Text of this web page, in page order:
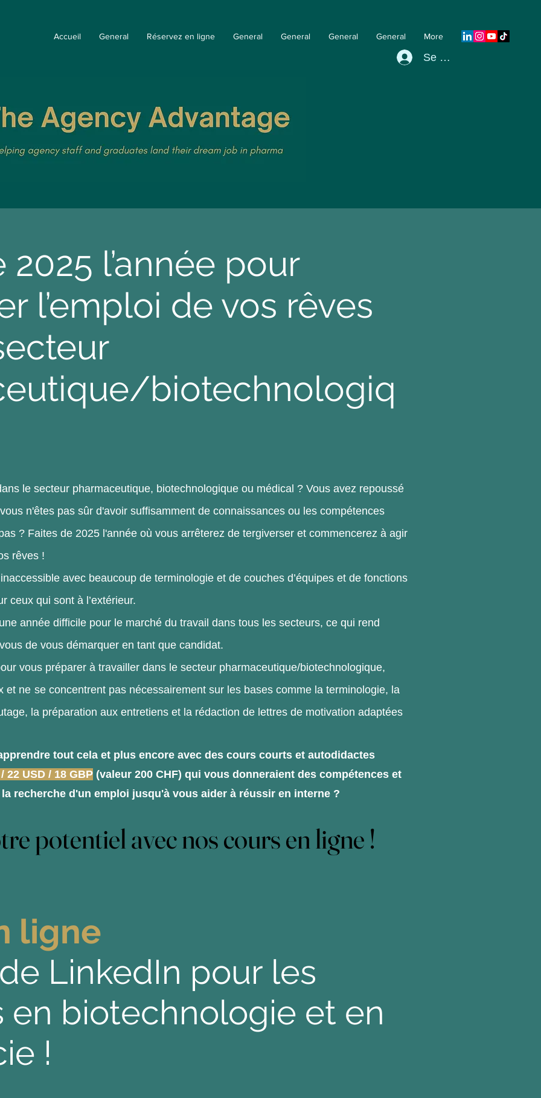
Accueil General Réservez en ligne General General General General More
Se connecter
2025 l’année pour
l’emploi de vos rêves
biotechnologiq
le secteur pharmaceutique, biotechnologique ou médical ? Vous avez repoussé
n'êtes pas sûr d'avoir suffisamment de connaissances ou les compétences
? Faites de 2025 l'année où vous arrêterez de tergiverser et commencerez à agir
rêves !
avec beaucoup de terminologie et de couches d’équipes et de fonctions
ceux qui sont à l’extérieur.
année difficile pour le marché du travail dans tous les secteurs, ce qui rend
de vous démarquer en tant que candidat.
vous préparer à travailler dans le secteur pharmaceutique/biotechnologique,
et ne se concentrent pas nécessairement sur les bases comme la terminologie, la
la préparation aux entretiens et la rédaction de lettres de motivation adaptées
tout cela et plus encore avec des cours courts et autodidactes
22 USD / 18 GBP (valeur 200 CHF) qui vous donneraient des compétences et
recherche d'un emploi jusqu'à vous aider à réussir en interne ?
potentiel avec nos cours en ligne !
potentiel avec nos cours en ligne !
ligne
LinkedIn pour les
en biotechnologie et en
!